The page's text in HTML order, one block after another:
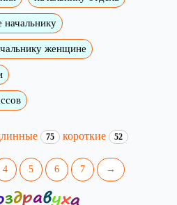
женщине
75 короткие 52
4 5 6 7 →